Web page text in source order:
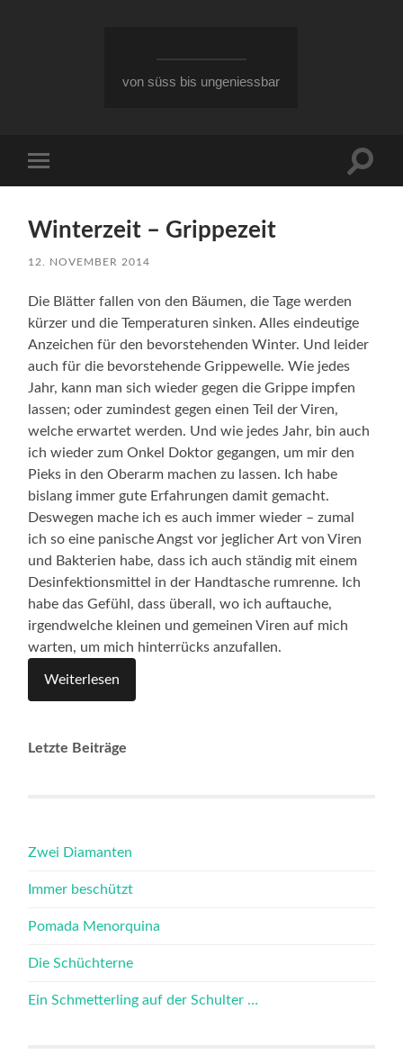
von süss bis ungeniessbar
Menü
Winterzeit – Grippezeit
12. NOVEMBER 2014
Die Blätter fallen von den Bäumen, die Tage werden
kürzer und die Temperaturen sinken. Alles eindeutige
Anzeichen für den bevorstehenden Winter. Und leider
auch für die bevorstehende Grippewelle. Wie jedes
Jahr, kann man sich wieder gegen die Grippe impfen
lassen; oder zumindest gegen einen Teil der Viren,
welche erwartet werden. Und wie jedes Jahr, bin auch
ich wieder zum Onkel Doktor gegangen, um mir den
Pieks in den Oberarm machen zu lassen. Ich habe
bislang immer gute Erfahrungen damit gemacht.
Deswegen mache ich es auch immer wieder – zumal
ich so eine panische Angst vor jeglicher Art von Viren
und Bakterien habe, dass ich auch ständig mit einem
Desinfektionsmittel in der Handtasche rumrenne. Ich
habe das Gefühl, dass überall, wo ich auftauche,
irgendwelche kleinen und gemeinen Viren auf mich
warten, um mich hinterrücks anzufallen.
Weiterlesen
Letzte Beiträge
Zwei Diamanten
Immer beschützt
Pomada Menorquina
Die Schüchterne
Ein Schmetterling auf der Schulter …